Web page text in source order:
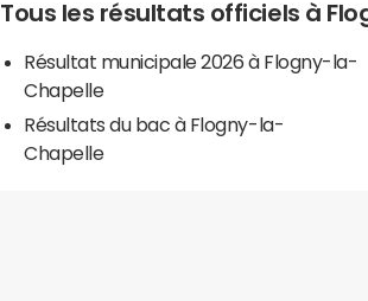
Tous les résultats officiels à
Résultat municipale 2026 à Flogny-la-
Chapelle
Résultats du bac à Flogny-la-
Chapelle